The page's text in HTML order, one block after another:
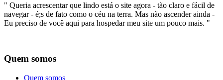
" Queria acrescentar que lindo está o site agora - tão claro e fácil de
navegar - é;s de fato como o céu na terra. Mas não ascender ainda -
Eu preciso de você aqui para hospedar meu site um pouco mais. "
Quem somos
Quem somos